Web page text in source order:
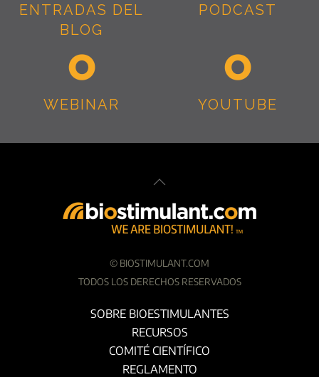
ENTRADAS DEL
BLOG
PODCAST
WEBINAR YOUTUBE
© BIOSTIMULANT.COM
TODOS LOS DERECHOS RESERVADOS
SOBRE BIOESTIMULANTES
RECURSOS
COMITÉ CIENTÍFICO
REGLAMENTO